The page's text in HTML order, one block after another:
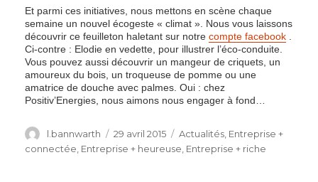
Et parmi ces initiatives, nous mettons en scène chaque
semaine un nouvel écogeste « climat ». Nous vous laissons
découvrir ce feuilleton haletant sur notre compte facebook
Ci-contre : Elodie en vedette, pour illustrer l’éco-conduite.
Vous pouvez aussi découvrir un mangeur de criquets, un
amoureux du bois, un troqueuse de pomme ou une
amatrice de douche avec palmes. Oui : chez
Positiv’Energies, nous aimons nous engager à fond…
Author
l.bannwarth
Posted
on
29 avril 2015 Categories
Actualités Entreprise +
connectée Entreprise + heureuse Entreprise + riche